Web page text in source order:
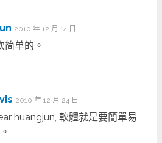
2010 年 12 月 14 日
简单的。
2010 年 12 月 24 日
huangjun, 軟體就是要簡單易